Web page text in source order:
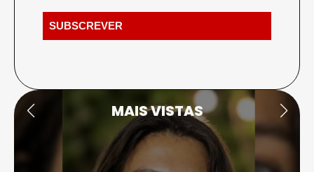
MAIS VISTAS